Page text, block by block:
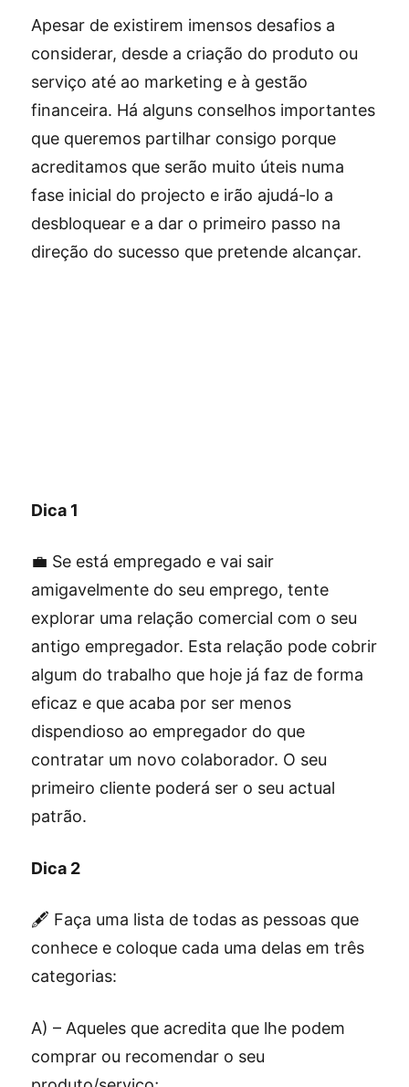
Apesar de existirem imensos desafios a
considerar, desde a criação do produto ou
serviço até ao marketing e à gestão
financeira. Há alguns conselhos importantes
que queremos partilhar consigo porque
acreditamos que serão muito úteis numa
fase inicial do projecto e irão ajudá-lo a
desbloquear e a dar o primeiro passo na
direção do sucesso que pretende alcançar.
Dica 1
💼 Se está empregado e vai sair
amigavelmente do seu emprego, tente
explorar uma relação comercial com o seu
antigo empregador. Esta relação pode cobrir
algum do trabalho que hoje já faz de forma
eficaz e que acaba por ser menos
dispendioso ao empregador do que
contratar um novo colaborador. O seu
primeiro cliente poderá ser o seu actual
patrão.
Dica 2
🖋 Faça uma lista de todas as pessoas que
conhece e coloque cada uma delas em três
categorias:
A) – Aqueles que acredita que lhe podem
comprar ou recomendar o seu